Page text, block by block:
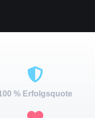
% Erfolgsquote